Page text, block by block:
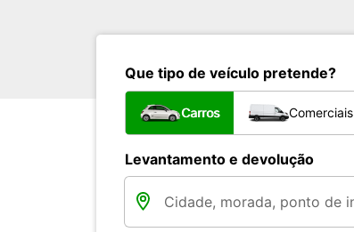
Que tipo de veículo pretende?
Carros Comerciais
Levantamento e devolução